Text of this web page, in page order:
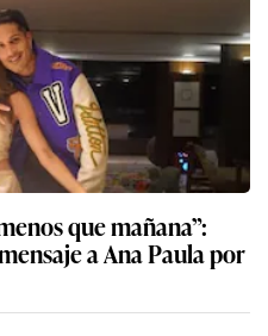
que mañana”:
a Ana Paula por